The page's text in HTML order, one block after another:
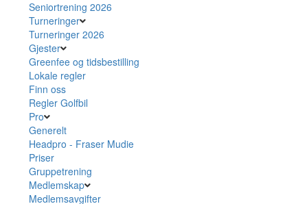
Seniortrening 2026
Turneringer
Turneringer 2026
Gjester
Greenfee og tidsbestilling
Lokale regler
Finn oss
Regler Golfbil
Pro
Generelt
Headpro - Fraser Mudie
Priser
Gruppetrening
Medlemskap
Medlemsavgifter